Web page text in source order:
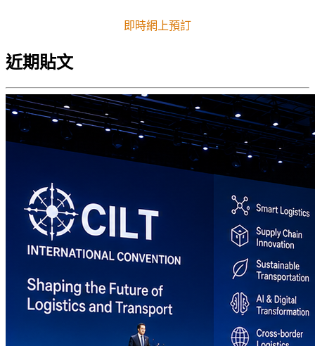
即時網上預訂
近期貼文